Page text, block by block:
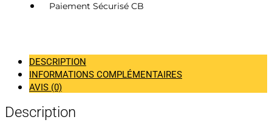
Paiement Sécurisé CB
DESCRIPTION
INFORMATIONS COMPLÉMENTAIRES
AVIS (0)
Description